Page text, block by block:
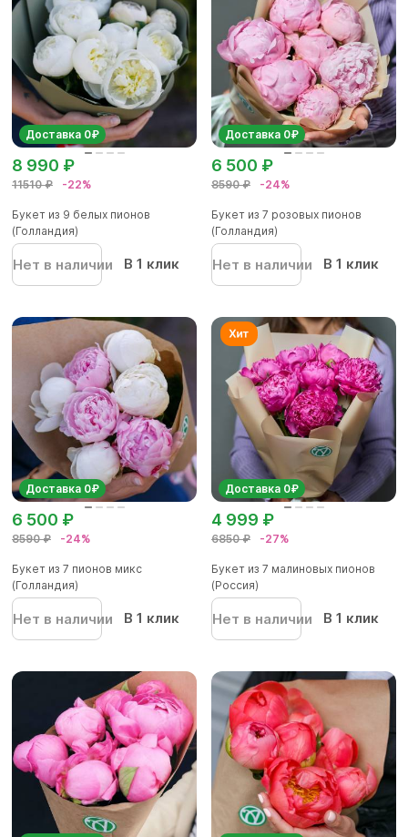
Доставка 0₽
11510 ₽ -22%
8 990 ₽
Букет из 9 белых пионов
(Голландия)
Нет в наличии В 1 клик
Доставка 0₽
8590 ₽ -24%
6 500 ₽
Букет из 7 розовых пионов
(Голландия)
Нет в наличии В 1 клик
Доставка 0₽
8590 ₽ -24%
6 500 ₽
Букет из 7 пионов микс
(Голландия)
Нет в наличии В 1 клик
Доставка 0₽
6850 ₽ -27%
4 999 ₽
Букет из 7 малиновых пионов
(Россия)
Нет в наличии В 1 клик